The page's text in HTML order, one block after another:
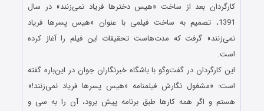
کارگردان بعد از ساخت «هیس دخترها فریاد نمی‌زنند» در سال
1391، تصمیم به ساخت فیلمی با عنوان «هیس پسرها فریاد
نمی‌زنند» گرفت که مدت‌هاست تحقیقات این فیلم را آغاز کرده
است.
این کارگردان در گفت‌وگو با باشگاه خبرنگاران جوان در این‌باره گفته
است: «مشغول نگارش فیلمنامه «هیس پسرها فریاد نمی‌زنند!»
هستم و اگر همه کارها طبق برنامه پیش برود، آن را به سی و